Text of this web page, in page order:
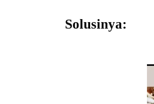
Solusinya: